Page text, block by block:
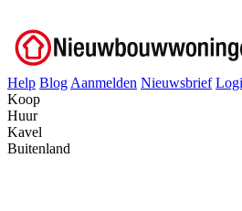
Help Blog Aanmelden Nieuwsbrief
Koop
Huur
Kavel
Buitenland